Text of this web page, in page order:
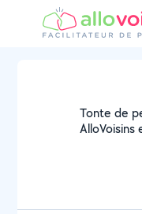
Tonte de
AlloVoisins